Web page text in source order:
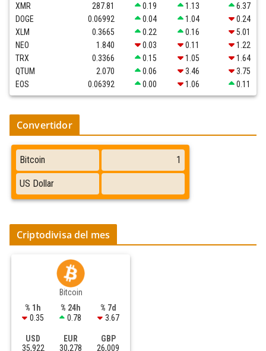
XMR
287.81 0.19 1.13
6.37
DOGE
0.06992 0.04 1.04
0.24
XLM
0.3665 0.22 0.16
5.01
NEO
1.840 0.03 0.11
1.22
TRX
0.3366 0.15 1.05
1.64
QTUM
2.070 0.06 3.46
3.75
EOS
0.06392 0.00 1.06 0.11
Convertidor
Criptodivisa del mes
Bitcoin
% 1h
0.35
% 24h
0.78
% 7d
3.67
USD
35,922
EUR
30,278
GBP
26,009